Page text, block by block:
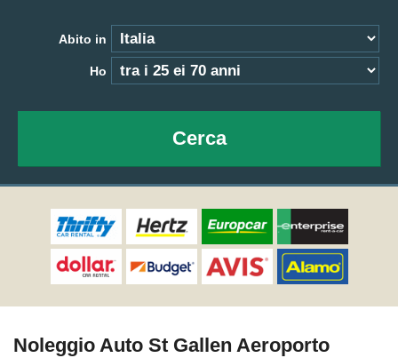
Abito in
Ho
Cerca
Noleggio Auto St Gallen Aeroporto